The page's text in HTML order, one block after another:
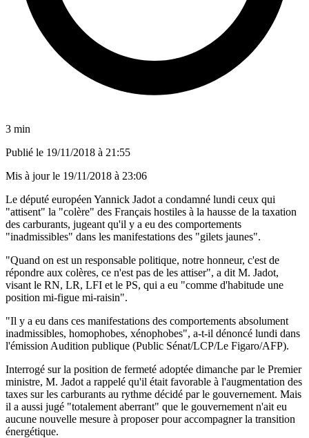
3 min
Publié le 19/11/2018 à 21:55
Mis à jour le 19/11/2018 à 23:06
Le député européen Yannick Jadot a condamné lundi ceux qui
"attisent" la "colère" des Français hostiles à la hausse de la taxation
des carburants, jugeant qu'il y a eu des comportements
"inadmissibles" dans les manifestations des "gilets jaunes".
"Quand on est un responsable politique, notre honneur, c'est de
répondre aux colères, ce n'est pas de les attiser", a dit M. Jadot,
visant le RN, LR, LFI et le PS, qui a eu "comme d'habitude une
position mi-figue mi-raisin".
"Il y a eu dans ces manifestations des comportements absolument
inadmissibles, homophobes, xénophobes", a-t-il dénoncé lundi dans
l'émission Audition publique (Public Sénat/LCP/Le Figaro/AFP).
Interrogé sur la position de fermeté adoptée dimanche par le Premier
ministre, M. Jadot a rappelé qu'il était favorable à l'augmentation des
taxes sur les carburants au rythme décidé par le gouvernement. Mais
il a aussi jugé "totalement aberrant" que le gouvernement n'ait eu
aucune nouvelle mesure à proposer pour accompagner la transition
énergétique.